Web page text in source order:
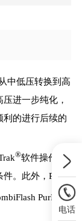
中低压转换到高
进一步纯化，
利的进行后续的
®软件操作简
。此外，Peak
PurIon
电话